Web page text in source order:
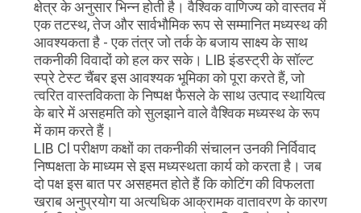
क्षेत्र के अनुसार भिन्न होती है। वैश्विक वाणिज्य को वास्तव में
एक तटस्थ, तेज और सार्वभौमिक रूप से सम्मानित मध्यस्थ की
आवश्यकता है - एक तंत्र जो तर्क के बजाय साक्ष्य के साथ
तकनीकी विवादों को हल कर सके। LIB इंडस्ट्री के सॉल्ट
स्प्रे टेस्ट चैंबर इस आवश्यक भूमिका को पूरा करते हैं, जो
त्वरित वास्तविकता के निष्पक्ष फैसले के साथ उत्पाद स्थायित्व
के बारे में असहमति को सुलझाने वाले वैश्विक मध्यस्थ के रूप
में काम करते हैं।
LIB Cl परीक्षण कक्षों का तकनीकी संचालन उनकी निर्विवाद
निष्पक्षता के माध्यम से इस मध्यस्थता कार्य को करता है। जब
दो पक्ष इस बात पर असहमत होते हैं कि कोटिंग की विफलता
खराब अनुप्रयोग या अत्यधिक आक्रामक वातावरण के कारण